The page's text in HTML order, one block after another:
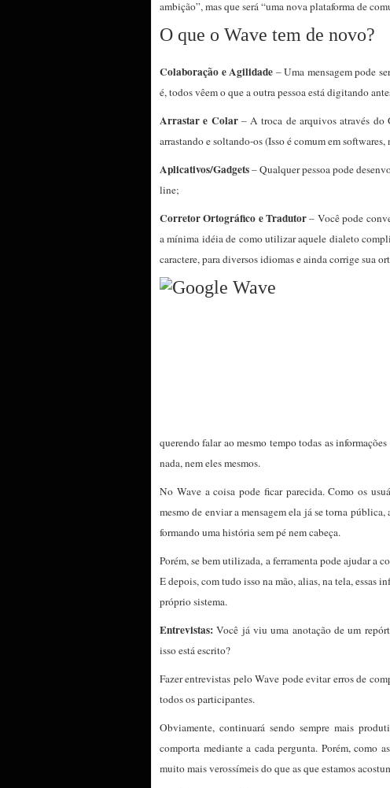
ambição”, mas que será “uma nova plataforma de
O que o Wave tem de novo?
Colaboração e Agilidade – Uma mensagem pode
é, todos vêem o que a outra pessoa está digitando
Arrastar e Colar– A troca de arquivos através do
arrastando e soltando-os (Isso é comum em softwares,
Aplicativos/Gadgets– Qualquer pessoa pode
line;
Corretor Ortográfico e Tradutor– Você pode
a mínima idéia de como utilizar aquele dialeto
caractere, para diversos idiomas e ainda corrige sua
querendo falar ao mesmo tempo todas as
nada, nem eles mesmos.
No Wave a coisa pode ficar parecida. Como os
mesmo de enviar a mensagem ela já se torna
formando uma história sem pé nem cabeça.
Porém, se bem utilizada, a ferramenta pode ajudar a
E depois, com tudo isso na mão, alias, na tela, essas
próprio sistema.
Entrevistas:Você já viu uma anotação de um
isso está escrito?
Fazer entrevistas pelo Wave pode evitar erros de
todos os participantes.
Obviamente, continuará sendo sempre mais
comporta mediante a cada pergunta. Porém, como
muito mais verossímeis do que as que estamos